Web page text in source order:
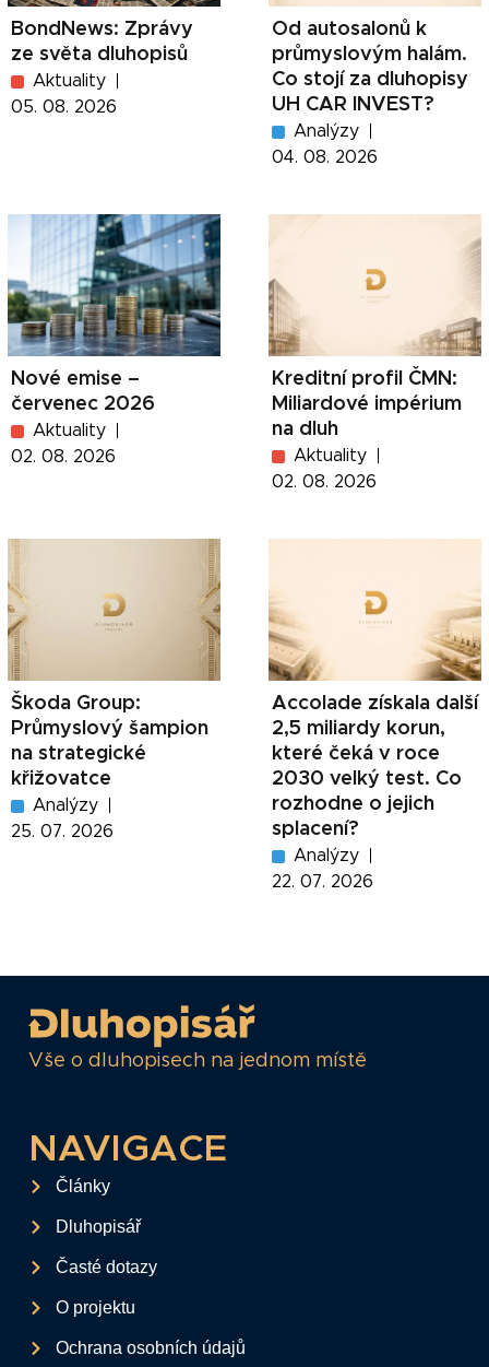
BondNews: Zprávy
ze světa dluhopisů
Aktuality
05. 08. 2026
Od autosalonů k
průmyslovým halám.
Co stojí za dluhopisy
UH CAR INVEST?
Analýzy
04. 08. 2026
Nové emise –
červenec 2026
Aktuality
02. 08. 2026
Kreditní profil ČMN:
Miliardové impérium
na dluh
Aktuality
02. 08. 2026
Škoda Group:
Průmyslový šampion
na strategické
křižovatce
Analýzy
25. 07. 2026
Accolade získala další
2,5 miliardy korun,
které čeká v roce
2030 velký test. Co
rozhodne o jejich
splacení?
Analýzy
22. 07. 2026
Vše o dluhopisech na jednom místě
NAVIGACE
Články
Dluhopisář
Časté dotazy
O projektu
Ochrana osobních údajů